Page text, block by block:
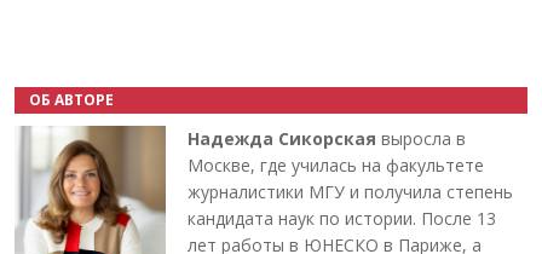
ОБ АВТОРЕ
Надежда Сикорская выросла в
Москве, где училась на факультете
журналистики МГУ и получила степень
кандидата наук по истории. После 13
лет работы в ЮНЕСКО в Париже, а